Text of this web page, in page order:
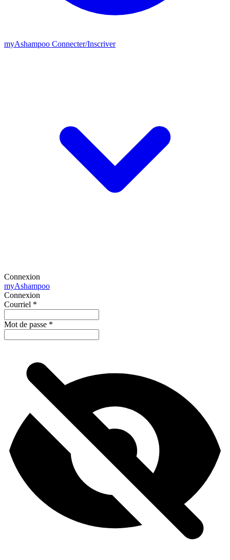
myAshampoo Connecter/Inscriver
Connexion
myAshampoo
Connexion
Courriel *
Mot de passe *